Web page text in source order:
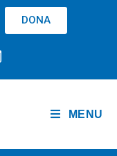
DONA
MENU